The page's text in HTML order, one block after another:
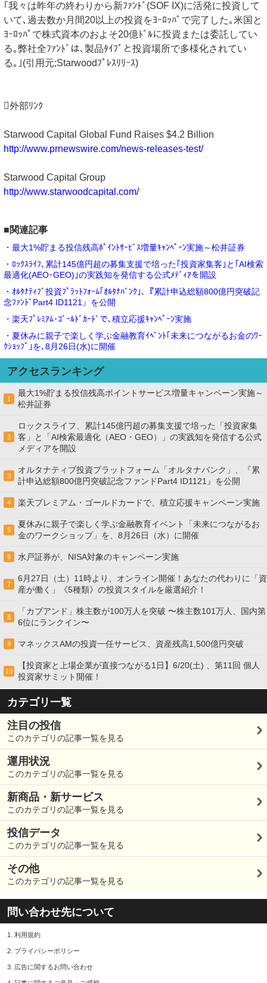
｢我々は昨年の終わりから新ﾌｧﾝﾄﾞ(SOF IX)に活発に投資して
いて､過去数か月間20以上の投資をﾖｰﾛｯﾊﾟで完了した｡米国と
ﾖｰﾛｯﾊﾟで株式資本のおよそ20億ﾄﾞﾙに投資または委託してい
る｡弊社全ﾌｧﾝﾄﾞは､製品ﾀｲﾌﾟと投資場所で多様化されてい
る｡｣(引用元;Starwoodﾌﾟﾚｽﾘﾘｰｽ)
外部ﾘﾝｸ
Starwood Capital Global Fund Raises $4.2 Billion
http://www.prnewswire.com/news-releases-test/
Starwood Capital Group
http://www.starwoodcapital.com/
■関連記事
・最大1%貯まる投信残高ﾎﾟｲﾝﾄｻｰﾋﾞｽ増量ｷｬﾝﾍﾟｰﾝ実施～松井証券
・ﾛｯｸｽﾗｲﾌ､累計145億円超の募集支援で培った｢投資家集客｣と｢AI検索
最適化(AEO･GEO)｣の実践知を発信する公式ﾒﾃﾞｨｱを開設
・ｵﾙﾀﾅﾃｨﾌﾞ投資ﾌﾟﾗｯﾄﾌｫｰﾑ｢ｵﾙﾀﾅﾊﾞﾝｸ｣､『累計申込総額800億円突破記
念ﾌｧﾝﾄﾞPart4 ID1121』を公開
・楽天ﾌﾟﾚﾐｱﾑ･ｺﾞｰﾙﾄﾞｶｰﾄﾞで､積立応援ｷｬﾝﾍﾟｰﾝ実施
・夏休みに親子で楽しく学ぶ金融教育ｲﾍﾞﾝﾄ｢未来につながるお金のﾜｰ
ｸｼｮｯﾌﾟ｣を､8月26日(水)に開催
アクセスランキング
1
最大1%貯まる投信残高ポイントサービス増量キャンペーン実施～
松井証券
2
ロックスライフ、累計145億円超の募集支援で培った「投資家集
客」と「AI検索最適化（AEO・GEO）」の実践知を発信する公式
メディアを開設
3
オルタナティブ投資プラットフォーム「オルタナバンク」、『累
計申込総額800億円突破記念ファンドPart4 ID1121』を公開
4 楽天プレミアム・ゴールドカードで、積立応援キャンペーン実施
5
夏休みに親子で楽しく学ぶ金融教育イベント「未来につながるお
金のワークショップ」を、8月26日（水）に開催
6 水戸証券が、NISA対象のキャンペーン実施
7
6月27日（土）11時より、オンライン開催！あなたの代わりに「資
産が働く」《5種類》の投資スタイルを厳選紹介！
8
「カブアンド」株主数が100万人を突破 〜株主数101万人、国内第
6位にランクイン〜
9 マネックスAMの投資一任サービス、資産残高1,500億円突破
10
【投資家と上場企業が直接つながる1日】6/20(土) 、第11回 個人
投資家サミット開催！
カテゴリ一覧
注目の投信
このカテゴリの記事一覧を見る
運用状況
このカテゴリの記事一覧を見る
新商品・新サービス
このカテゴリの記事一覧を見る
投信データ
このカテゴリの記事一覧を見る
その他
このカテゴリの記事一覧を見る
問い合わせ先について
1. 利用規約
2. プライバシーポリシー
3. 広告に関するお問い合わせ